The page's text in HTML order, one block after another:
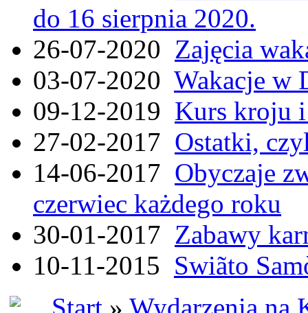
do 16 sierpnia 2020.
26-07-2020 Zajęcia
03-07-2020 Wakacje w
09-12-2019 Kurs kroju i
27-02-2017 Ostatki,
14-06-2017 Obyczaje
czerwiec każdego roku
30-01-2017 Zabawy
10-11-2015 Swiãto